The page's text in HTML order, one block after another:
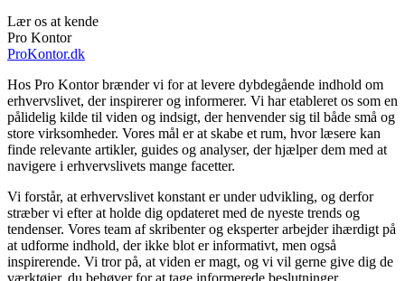
Lær os at kende
Pro Kontor
ProKontor.dk
Hos Pro Kontor brænder vi for at levere dybdegående indhold om
erhvervslivet, der inspirerer og informerer. Vi har etableret os som en
pålidelig kilde til viden og indsigt, der henvender sig til både små og
store virksomheder. Vores mål er at skabe et rum, hvor læsere kan
finde relevante artikler, guides og analyser, der hjælper dem med at
navigere i erhvervslivets mange facetter.
Vi forstår, at erhvervslivet konstant er under udvikling, og derfor
stræber vi efter at holde dig opdateret med de nyeste trends og
tendenser. Vores team af skribenter og eksperter arbejder ihærdigt på
at udforme indhold, der ikke blot er informativt, men også
inspirerende. Vi tror på, at viden er magt, og vi vil gerne give dig de